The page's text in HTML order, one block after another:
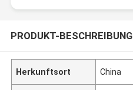
PRODUKT-BESCHREIBUNG
Herkunftsort China